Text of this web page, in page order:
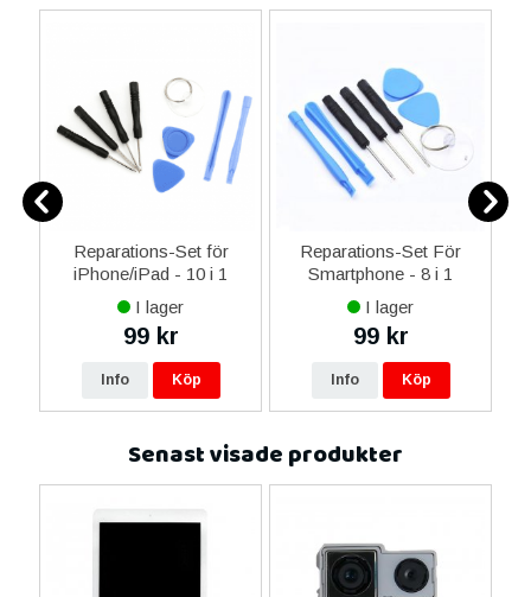
Reparations-Set för
iPhone/iPad - 10 i 1
I lager
99 kr
Info Köp
Reparations-Set För
Smartphone - 8 i 1
I lager
99 kr
Info Köp
Senast visade produkter